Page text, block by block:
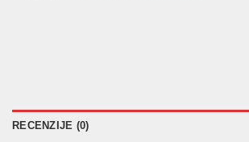
RECENZIJE (0)